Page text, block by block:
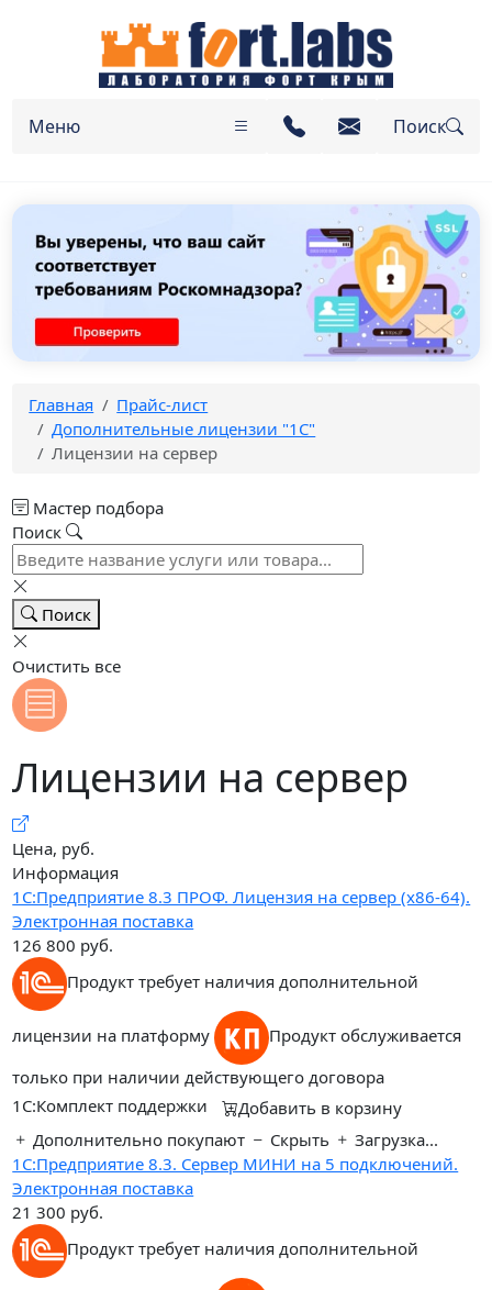
Меню Поиск
Главная
Прайс-лист
Дополнительные лицензии "1С"
Лицензии на сервер
Мастер подбора
Поиск
Поиск
Очистить все
Лицензии на сервер
Цена, руб.
Информация
1С:Предприятие 8.3 ПРОФ. Лицензия на сервер (x86-64).
Электронная поставка
126 800 руб.
Продукт требует наличия дополнительной
лицензии на платформу
Продукт обслуживается
только при наличии действующего договора
1С:Комплект поддержки
Добавить в корзину
Дополнительно покупают
Скрыть
Загрузка...
1С:Предприятие 8.3. Сервер МИНИ на 5 подключений.
Электронная поставка
21 300 руб.
Продукт требует наличия дополнительной